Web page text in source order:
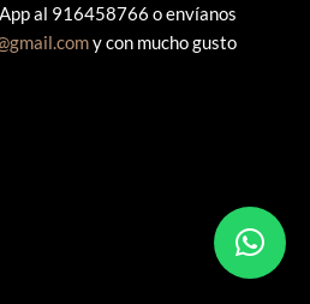
al 916458766 o envíanos
y con mucho gusto
– RUC:20606409207 – Todos los